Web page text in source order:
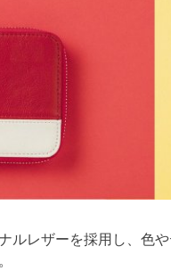
ルレザーを採用し、色